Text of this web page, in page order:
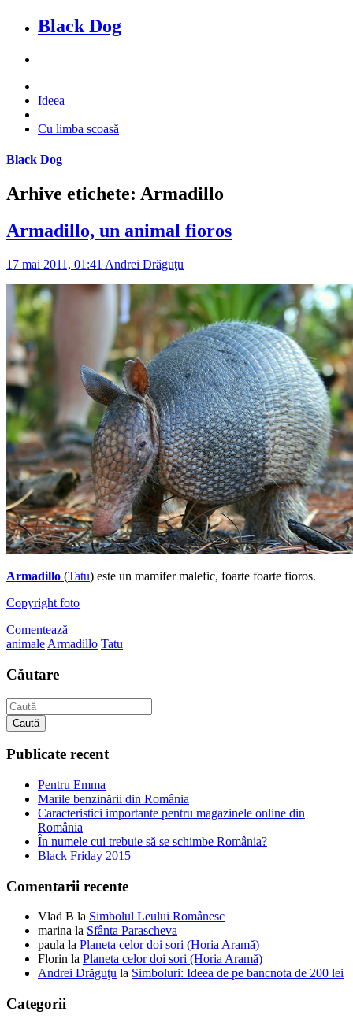
Black Dog
Ideea
Cu limba scoasă
Black Dog
Arhive etichete: Armadillo
Armadillo, un animal fioros
17 mai 2011, 01:41 Andrei Drăguţu
Armadillo (Tatu) este un mamifer malefic, foarte foarte fioros.
Copyright foto
Comentează
animale Armadillo Tatu
Căutare
Caută
Publicate recent
Pentru Emma
Marile benzinării din România
Caracteristici importante pentru magazinele online din
România
În numele cui trebuie să se schimbe România?
Black Friday 2015
Comentarii recente
Vlad B la Simbolul Leului Românesc
marina la Sfânta Parascheva
paula la Planeta celor doi sori (Horia Aramă)
Florin la Planeta celor doi sori (Horia Aramă)
Andrei Drăguţu la Simboluri: Ideea de pe bancnota de 200 lei
Categorii